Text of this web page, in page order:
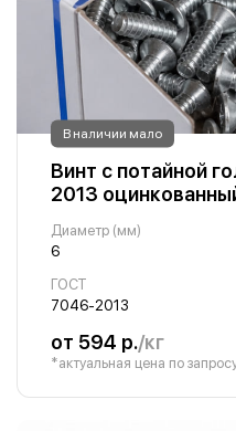
В наличии мало
Винт с потайной
2013
Диаметр (мм)
6
ГОСТ
7046-2013
от 594 р./кг
*актуальная цена по